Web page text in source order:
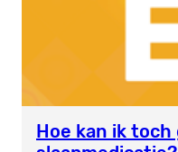
Hoe kan ik